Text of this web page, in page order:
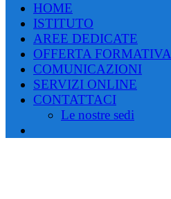
HOME
ISTITUTO
AREE DEDICATE
OFFERTA FORMATIVA
COMUNICAZIONI
SERVIZI ONLINE
CONTATTACI
Le nostre sedi